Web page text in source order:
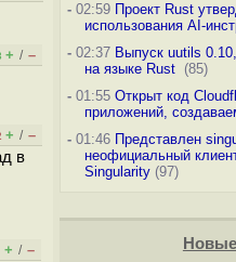
+ / –
+ / –
в
+ / –
-02:59 Проект Rust
использования AI-
-02:37 Выпуск uutils
на языке Rust (85)
-01:55 Открыт код
приложений,
-01:46 Представлен
неофициальный
Singularity(97)